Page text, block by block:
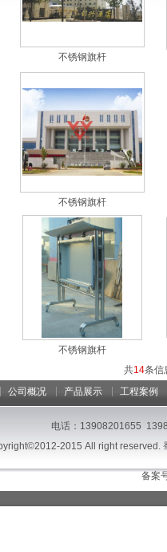
不锈钢旗杆
不锈钢旗杆
不锈钢旗杆
共14条信
公司概况 产品展示 工程案例
电话：13908201655
2015 All right reserved.
备案